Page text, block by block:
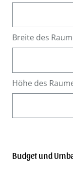
Breite des
Höhe des
Budget und